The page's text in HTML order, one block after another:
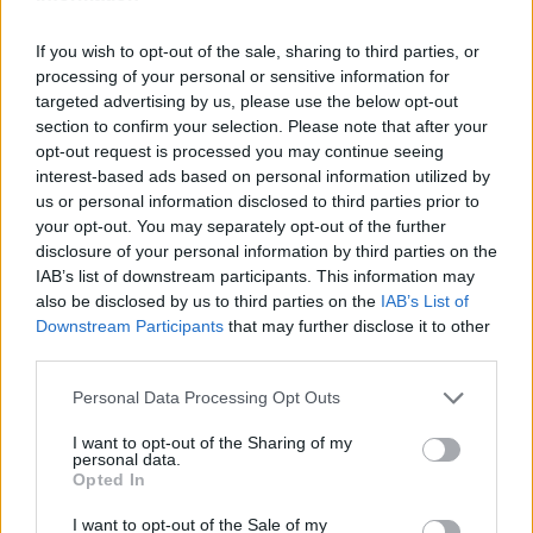
If you wish to opt-out of the sale, sharing to third parties, or
processing of your personal or sensitive information for
targeted advertising by us, please use the below opt-out
section to confirm your selection. Please note that after your
opt-out request is processed you may continue seeing
interest-based ads based on personal information utilized by
us or personal information disclosed to third parties prior to
your opt-out. You may separately opt-out of the further
disclosure of your personal information by third parties on the
IAB’s list of downstream participants. This information may
also be disclosed by us to third parties on the IAB’s List of
Downstream Participants that may further disclose it to other
Please note that this website/app uses one or more Google
not limited to your visit or usage behaviour. You may click to
grant or deny consent to Google and its third-party tags to
use your data for below specified purposes in below Google
consent section.
Personal Data Processing Opt Outs
I want to opt-out of the Sharing of my
personal data.
Opted In
I want to opt-out of the Sale of my
06:00 Αίγυπτος - Ιράν (ΕΡΤ2 Σπορ)
Κυριακή 28 Ιουνίου
00:00 Παναμάς - Αγγλία (ΕΡΤ2 Σπορ)
00:00 Κροατία - Γκάνα (ΕΡΤ1)
02:30 Κολομβία - Πορτογαλία (ΕΡΤ2 Σπορ)
02:30 Λ.Δ. Κονγκό - Ουζμπεκιστάν (ΕΡΤ1)
05:00 Αλγερία - Αυστρία (ΕΡΤ1)
05:00 Ιορδανία - Αργεντινή (ΕΡΤ2 Σπορ)
22:00 Φάση των 32 (Λος Άντζελες), ΕΡΤ2 Σπορ
20:00 Φάση των 32 (Χιούστον), ΕΡΤ1
23:30 Φάση των 32 (Βοστώνη), ΕΡΤ2 Σπορ